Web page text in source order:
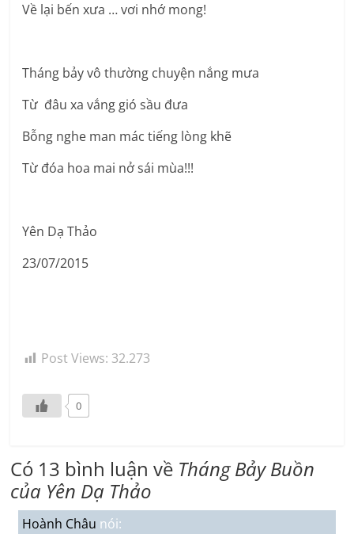
Về lại bến xưa … vơi nhớ mong!
Tháng bảy vô thường chuyện nắng mưa
Từ đâu xa vắng gió sầu đưa
Bỗng nghe man mác tiếng lòng khẽ
Từ đóa hoa mai nở sái mùa!!!
Yên Dạ Thảo
23/07/2015
Post Views: 32.273
0
Có 13 bình luận về Tháng Bảy Buồn
của Yên Dạ Thảo
Hoành Châu nói: